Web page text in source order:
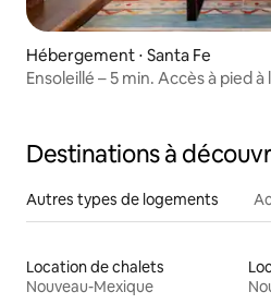
Hébergement ⋅ Santa Fe
Ensoleillé – 5 min. Accès à pied
Destinations à
Autres types de logements
Location de chalets
Nouveau-Mexique